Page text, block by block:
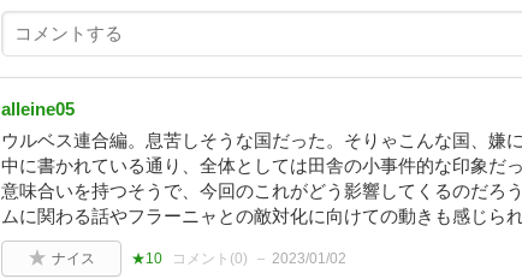
alleine05
ウルベス連合編。息苦しそうな国だった。そりゃこんな国、嫌
中に書かれている通り、全体としては田舎の小事件的な印象だ
意味合いを持つそうで、今回のこれがどう影響してくるのだろ
ムに関わる話やフラーニャとの敵対化に向けての動きも感じら
ナイス ★10 コメント(0) 2023/01/02